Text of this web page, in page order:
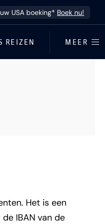
USA boeking* Boek nu!
REIZEN MEER
Het is een
IBAN van de